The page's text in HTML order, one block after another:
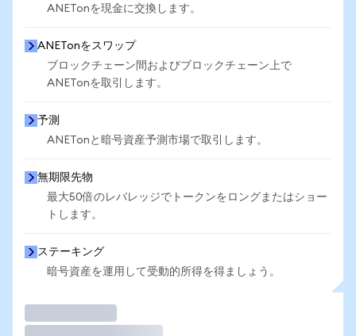
ANETonを現金に交換します。
ANETonをスワップ
ブロックチェーン間およびブロックチェーン上で
ANETonを取引します。
予測
ANETonと暗号資産予測市場で取引します。
無期限先物
最大50倍のレバレッジでトークンをロングまたはショー
トします。
ステーキング
暗号資産を運用して受動的所得を得ましょう。